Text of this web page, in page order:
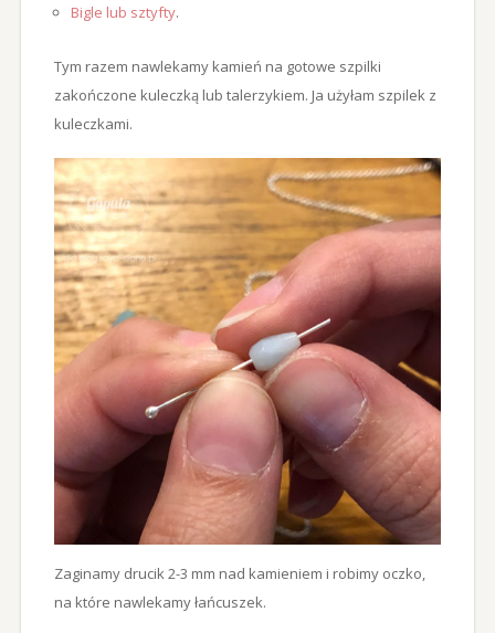
Bigle lub sztyfty.
Tym razem nawlekamy kamień na gotowe szpilki
zakończone kuleczką lub talerzykiem. Ja użyłam szpilek z
kuleczkami.
Zaginamy drucik 2-3 mm nad kamieniem i robimy oczko,
na które nawlekamy łańcuszek.